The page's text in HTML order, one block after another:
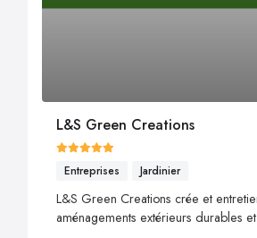
L&S Green Creations
Entreprises Jardinier
L&S Green Creations crée et
aménagements extérieurs durables